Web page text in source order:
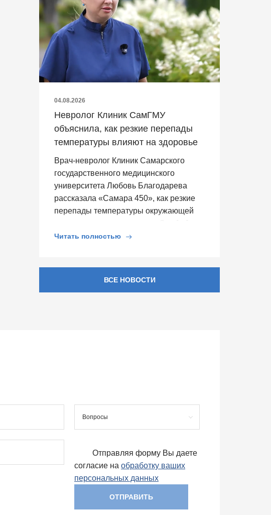
04.08.2026
Невролог Клиник СамГМУ
объяснила, как резкие перепады
температуры влияют на здоровье
Врач-невролог Клиник Самарского
государственного медицинского
университета Любовь Благодарева
рассказала «Самара 450», как резкие
перепады температуры окружающей
Читать полностью
ВСЕ НОВОСТИ
Вопросы
Отправляя форму Вы даете
согласие на обработку ваших
персональных данных
ОТПРАВИТЬ